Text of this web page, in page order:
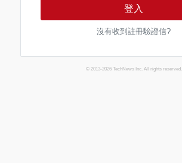
登入
沒有收到註冊驗證信?
© 2013-2026 TechNews Inc. All rights reserved.